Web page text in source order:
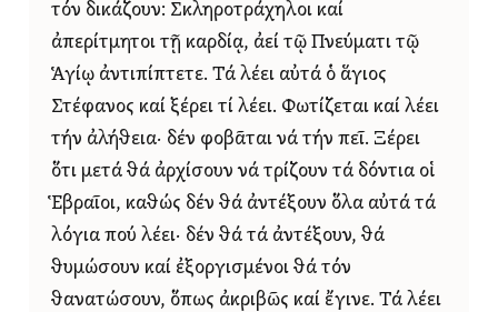
τόν δικάζουν: Σκληροτράχηλοι καί
ἀπερίτμητοι τῇ καρδίᾳ, ἀεί τῷ Πνεύματι τῷ
Ἁγίῳ ἀντιπίπτετε. Τά λέει αὐτά ὁ ἅγιος
Στέφανος καί ξέρει τί λέει. Φωτίζεται καί λέει
τήν ἀλήθεια· δέν φοβᾶται νά τήν πεῖ. Ξέρει
ὅτι μετά θά ἀρχίσουν νά τρίζουν τά δόντια οἱ
Ἑβραῖοι, καθώς δέν θά ἀντέξουν ὅλα αὐτά τά
λόγια πού λέει· δέν θά τά ἀντέξουν, θά
θυμώσουν καί ἐξοργισμένοι θά τόν
θανατώσουν, ὅπως ἀκριβῶς καί ἔγινε. Τά λέει